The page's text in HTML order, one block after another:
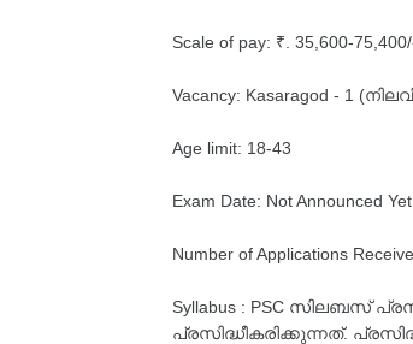
Scale of pay: ₹. 35,600-
Vacancy: Kasaragod - 1
Age limit: 18-43
Exam Date: Not Announced Yet
Number of Applications
Syllabus : PSC സിലബസ്
പ്രസിദ്ധീകരിക്കുന്നത്.